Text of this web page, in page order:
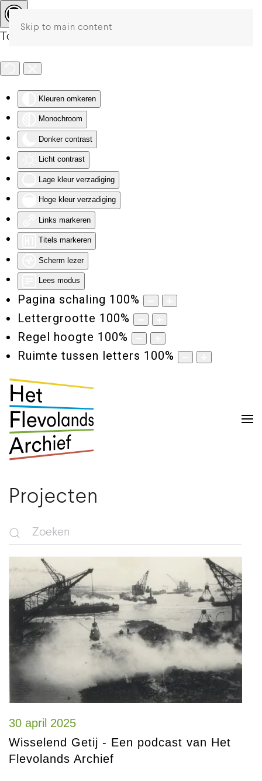
Toegankelijkheid
Kleuren omkeren
Monochroom
Donker contrast
Licht contrast
Lage kleur verzadiging
Hoge kleur verzadiging
Links markeren
Titels markeren
Scherm lezer
Lees modus
Pagina schaling 100%
Lettergrootte 100%
Regel hoogte 100%
Ruimte tussen letters 100%
Skip to main content
Projecten
30 april 2025
Wisselend Getij - Een podcast van Het
Flevolands Archief